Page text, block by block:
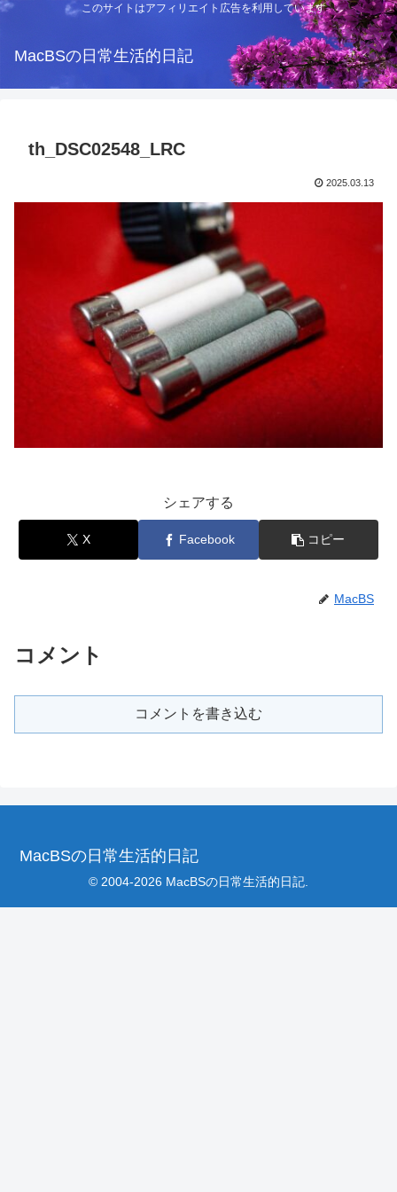
このサイトはアフィリエイト広告を利用しています
MacBSの日常生活的日記
th_DSC02548_LRC
2025.03.13
シェアする
X Facebook コピー
MacBS
コメント
コメントを書き込む
MacBSの日常生活的日記
© 2004-2026 MacBSの日常生活的日記.